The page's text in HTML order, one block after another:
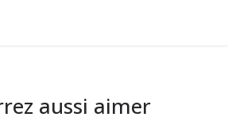
aussi aimer